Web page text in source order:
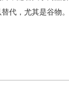
代，尤其是谷物。